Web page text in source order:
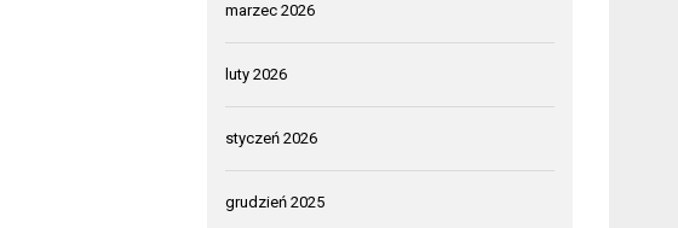
marzec 2026
luty 2026
styczeń 2026
grudzień 2025